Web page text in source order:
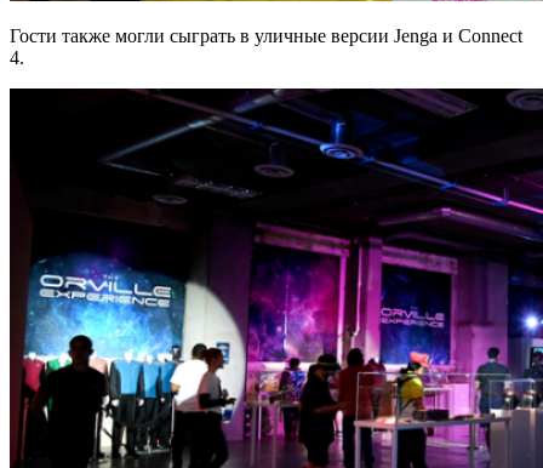
Гости также могли сыграть в уличные версии Jenga и Connect
4.